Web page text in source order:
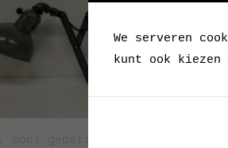
We serveren
kunt ook